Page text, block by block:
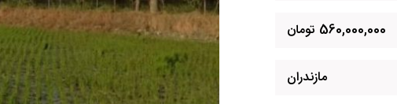
560,000,000 تومان
مازندران